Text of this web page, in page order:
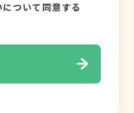
応のため
ついて同意する